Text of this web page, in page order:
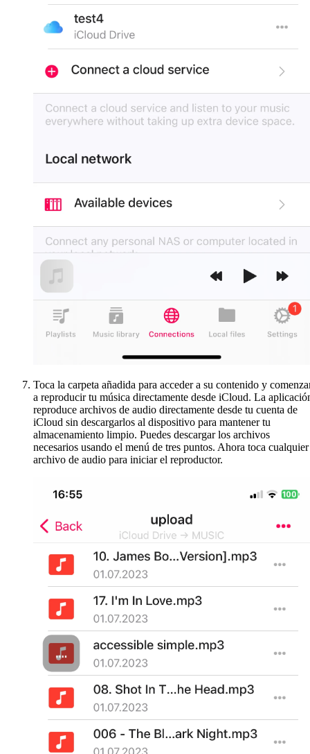
Toca la carpeta añadida para acceder a su contenido y
a reproducir tu música directamente desde iCloud. La
reproduce archivos de audio directamente desde tu cuenta de
iCloud sin descargarlos al dispositivo para mantener tu
almacenamiento limpio. Puedes descargar los archivos
necesarios usando el menú de tres puntos. Ahora toca cualquier
archivo de audio para iniciar el reproductor.